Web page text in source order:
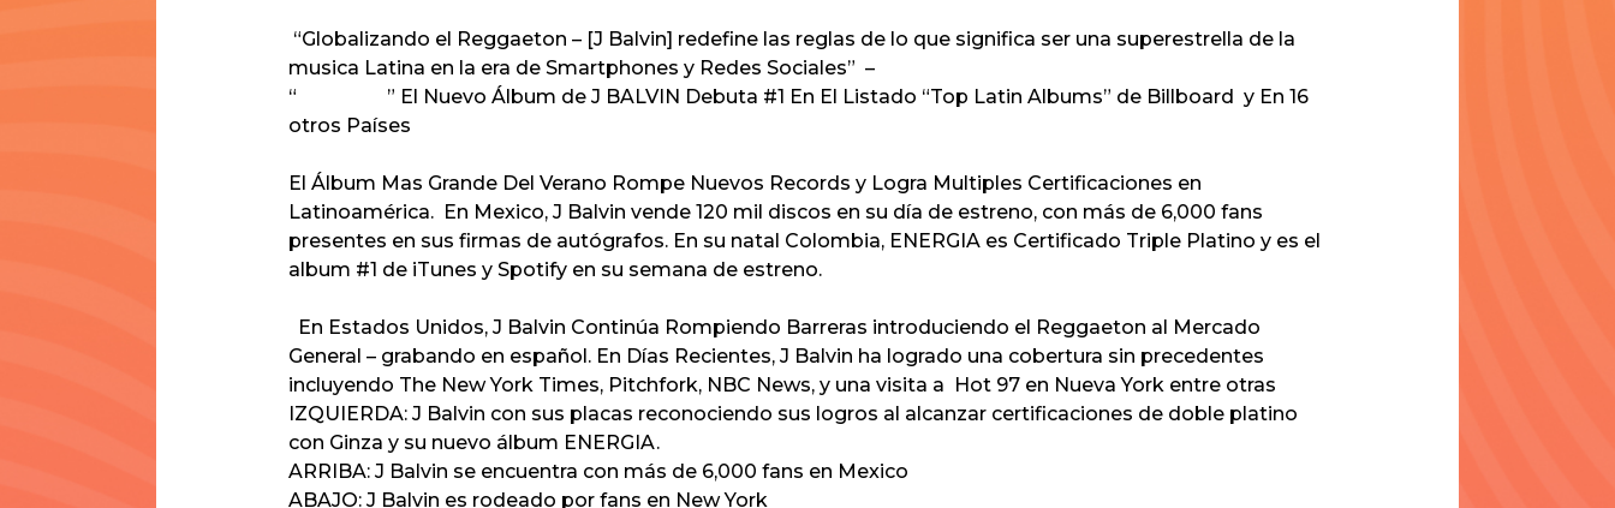
“Globalizando el Reggaeton – [J Balvin] redefine las reglas de lo que significa ser una superestrella de la
musica Latina en la era de Smartphones y Redes Sociales” –
“
” El Nuevo Álbum de J BALVIN Debuta #1 En El Listado “Top Latin Albums” de Billboard y En 16
otros Países
El Álbum Mas Grande Del Verano Rompe Nuevos Records y Logra Multiples Certificaciones en
Latinoamérica. En Mexico, J Balvin vende 120 mil discos en su día de estreno, con más de 6,000 fans
presentes en sus firmas de autógrafos. En su natal Colombia, ENERGIA es Certificado Triple Platino y es el
album #1 de iTunes y Spotify en su semana de estreno.
En Estados Unidos, J Balvin Continúa Rompiendo Barreras introduciendo el Reggaeton al Mercado
General – grabando en español. En Días Recientes, J Balvin ha logrado una cobertura sin precedentes
incluyendo The New York Times, Pitchfork, NBC News, y una visita a Hot 97 en Nueva York entre otras
IZQUIERDA: J Balvin con sus placas reconociendo sus logros al alcanzar certificaciones de doble platino
con Ginza y su nuevo álbum ENERGIA.
ARRIBA: J Balvin se encuentra con más de 6,000 fans en Mexico
ABAJO: J Balvin es rodeado por fans en New York